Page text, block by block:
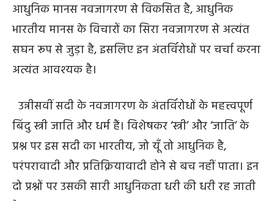
आधुनिक मानस नवजागरण से विकसित है, आधुनिक
भारतीय मानस के विचारों का सिरा नवजागरण से अत्यंत
सघन रूप से जुड़ा है, इसलिए इन अंतर्विरोधों पर चर्चा करना
अत्यंत आवश्यक है।
उन्नीसवीं सदी के नवजागरण के अंतर्विरोधों के महत्त्वपूर्ण
बिंदु स्त्री जाति और धर्म हैं। विशेषकर ‘स्त्री’ और ‘जाति’ के
प्रश्न पर इस सदी का भारतीय, जो यूँ तो आधुनिक है,
परंपरावादी और प्रतिक्रियावादी होने से बच नहीं पाता। इन
दो प्रश्नों पर उसकी सारी आधुनिकता धरी की धरी रह जाती